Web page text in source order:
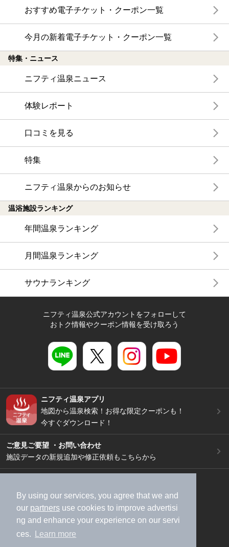
By using our services, you agree that we and
our partners use cookies to improve advertisi
ng and enhance your experience on our servi
ces.
Learn more
おすすめ電子チケット・クーポン一覧
今月の新着電子チケット・クーポン一覧
特集・ニュース
ニフティ温泉ニュース
体験レポート
口コミを見る
特集
ニフティ温泉からのお知らせ
温浴施設ランキング
年間温泉ランキング
月間温泉ランキング
サウナランキング
ニフティ温泉公式アカウントをフォローして
おトク情報やクーポン情報を受け取ろう
ニフティ温泉アプリ
地図から温泉検索！お得な限定クーポンも！
今すぐダウンロード！
ご意見ご要望 ・お問い合わせ
施設データの新規追加や修正依頼もこちらから
加盟店募集（資料請求）
広告出稿のご案内
利用規約
ライフスタイルMEMBERS+規約
特定商取引法に基づく表記
ヘルプ
採用情報
運営会社